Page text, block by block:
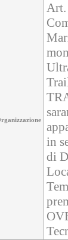
Art.
in
di